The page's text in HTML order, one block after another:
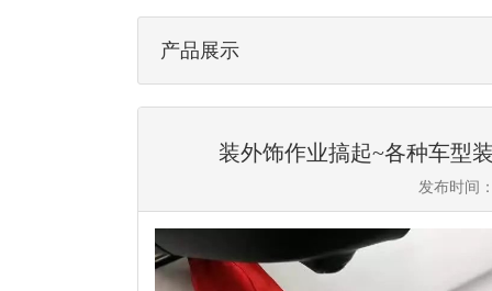
产品展示
装外饰作业搞起~各种车型
发布时间